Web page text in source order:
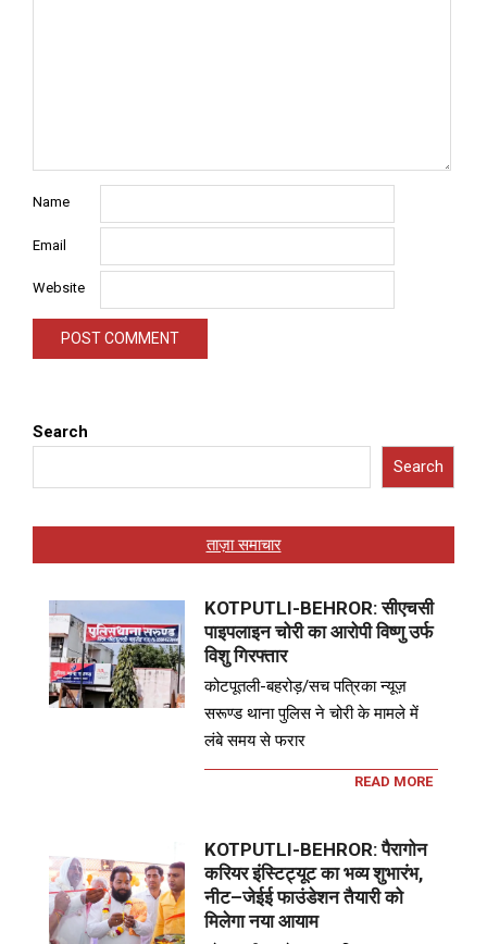
Name
Email
Website
Search
Search
ताज़ा समाचार
KOTPUTLI-BEHROR: सीएचसी
पाइपलाइन चोरी का आरोपी विष्णु उर्फ
विशु गिरफ्तार
कोटपूतली-बहरोड़/सच पत्रिका न्यूज़
सरूण्ड थाना पुलिस ने चोरी के मामले में
लंबे समय से फरार
READ MORE
KOTPUTLI-BEHROR: पैरागोन
करियर इंस्टिट्यूट का भव्य शुभारंभ,
नीट–जेईई फाउंडेशन तैयारी को
मिलेगा नया आयाम